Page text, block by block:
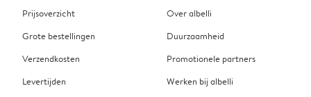
Prijsoverzicht
Grote bestellingen
Verzendkosten
Levertijden
Over albelli
Duurzaamheid
Promotionele partners
Werken bij albelli